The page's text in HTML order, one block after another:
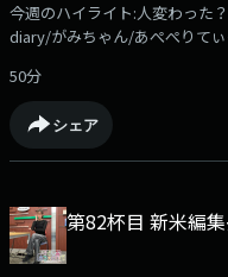
国」の「マックスの理想のシ
里がそれに刺激され、ケニア
ア」でお願いします
今週のハイライト:人変わった
diary/がみちゃん/あぺぺりて
る」！radikoアプリなら過去回
https://radiko.jp/podcast/
351d239da28b?share=1コー
shiori@allnightnippon.comま
かほかSunday「エンタメ情報
里がそれに答えながら、ほか
かさん」でお願いします。●ケ
50分
シェア
第82杯目 新米編